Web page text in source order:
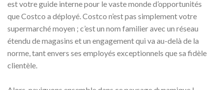
est votre guide interne pour le vaste monde d’opportunités
que Costco a déployé. Costco n’est pas simplement votre
supermarché moyen ; c’est un nom familier avec un réseau
étendu de magasins et un engagement qui va au-delà de la
norme, tant envers ses employés exceptionnels que sa fidèle
clientèle.